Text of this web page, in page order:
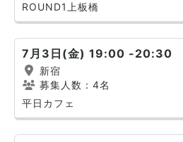
ROUND1上板橋
7月3日(金) 19:00 -20:30
新宿
募集人数：4名
平日カフェ